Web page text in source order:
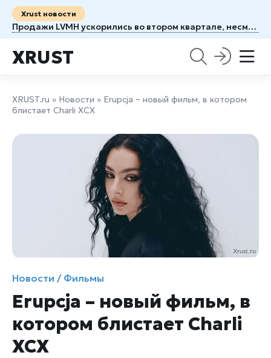
Xrust новости
Продажи LVMH ускорились во втором квартале, несмотря на удар войны на Ближнем Востоке
XRUST
XRUST.ru » Новости » Erupcja – новый фильм, в котором
блистает Charli XCX
Новости / Фильмы
Erupcja – новый фильм, в
котором блистает Charli
XCX